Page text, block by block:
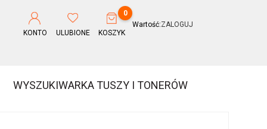
KONTO ULUBIONE
0
KOSZYK
Wartość:ZALOGUJ
WYSZUKIWARKA TUSZY I TONERÓW